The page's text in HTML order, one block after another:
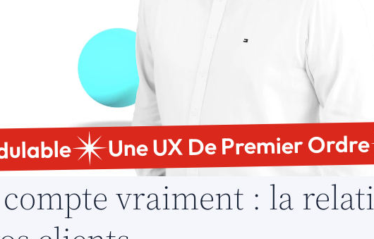
Une UX De Premier Ordre
vraiment : la